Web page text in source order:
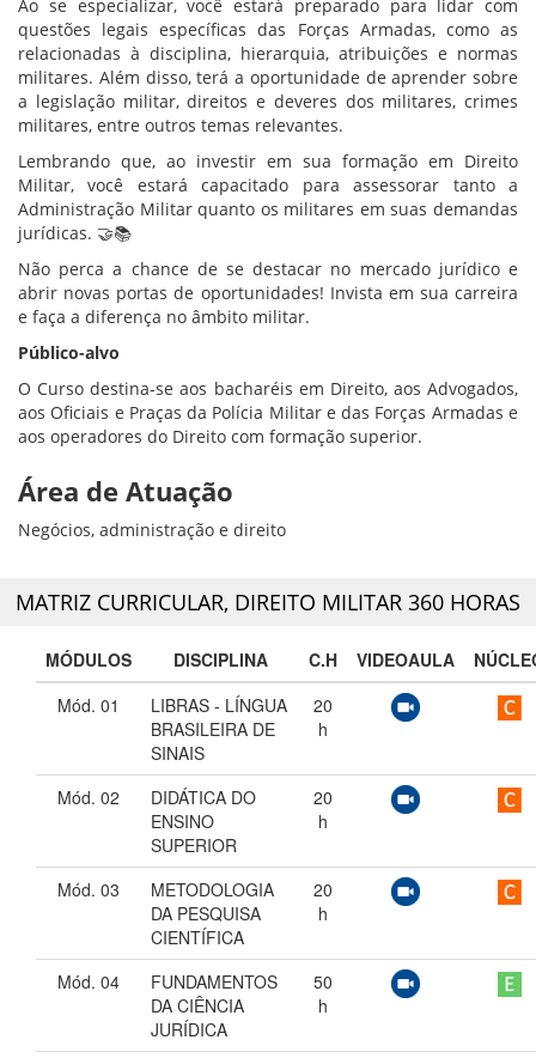
Ao se especializar, você estará preparado para lidar com
questões legais específicas das Forças Armadas, como as
relacionadas à disciplina, hierarquia, atribuições e normas
militares. Além disso, terá a oportunidade de aprender sobre
a legislação militar, direitos e deveres dos militares, crimes
militares, entre outros temas relevantes.
Lembrando que, ao investir em sua formação em Direito
Militar, você estará capacitado para assessorar tanto a
Administração Militar quanto os militares em suas demandas
jurídicas. 🤝📚
Não perca a chance de se destacar no mercado jurídico e
abrir novas portas de oportunidades! Invista em sua carreira
e faça a diferença no âmbito militar.
Público-alvo
O Curso destina-se aos bacharéis em Direito, aos Advogados,
aos Oficiais e Praças da Polícia Militar e das Forças Armadas e
aos operadores do Direito com formação superior.
Área de Atuação
Negócios, administração e direito
MATRIZ CURRICULAR, DIREITO MILITAR 360 HORAS
MÓDULOS DISCIPLINA C.H VIDEOAULA
Mód. 01
LIBRAS - LÍNGUA
BRASILEIRA DE
SINAIS
20
h
Mód. 02
DIDÁTICA DO
ENSINO
SUPERIOR
20
h
Mód. 03
METODOLOGIA
DA PESQUISA
CIENTÍFICA
20
h
Mód. 04
FUNDAMENTOS
DA CIÊNCIA
JURÍDICA
50
h